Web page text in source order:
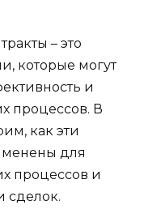
– это
которые могут
и
процессов. В
как эти
для
процессов и
сделок.